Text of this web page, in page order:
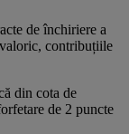
de închiriere a
contribuțiile
din cota de
de 2 puncte